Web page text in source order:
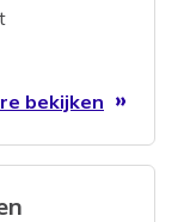
bekijken